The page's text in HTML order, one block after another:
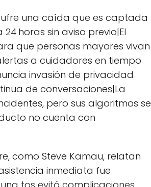
una caída que es captada
horas sin aviso previo|El
que personas mayores vivan
a cuidadores en tiempo
invasión de privacidad
de conversaciones|La
pero sus algoritmos se
no cuenta con
como Steve Kamau, relatan
inmediata fue